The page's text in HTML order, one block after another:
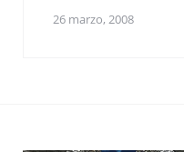
26 marzo, 2008